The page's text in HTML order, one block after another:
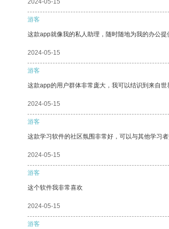
2024-05-15
游客
这款app就像我的私人助理，随时随地为我的办公
2024-05-15
游客
这款app的用户群体非常庞大，我可以结识到来自世
2024-05-15
游客
这款学习软件的社区氛围非常好，可以与其他学习者
2024-05-15
游客
这个软件我非常喜欢
2024-05-15
游客